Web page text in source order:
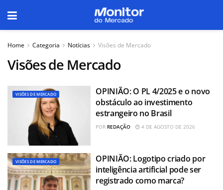
Home Categoria Notícias Visões de Mercado
Visões de Mercado
VISÕES DE MERCADO
OPINIÃO: O PL 4/2025 e o novo
obstáculo ao investimento
estrangeiro no Brasil
POR REDAÇÃO 4 DE AGOSTO DE 2026
VISÕES DE MERCADO
OPINIÃO: Logotipo criado por
inteligência artificial pode ser
registrado como marca?